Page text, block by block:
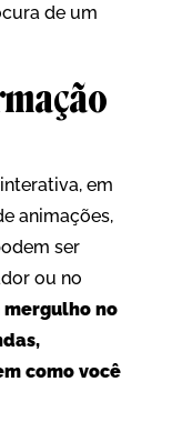
de um
em
animações,
ser
ou no
mergulho no
como você